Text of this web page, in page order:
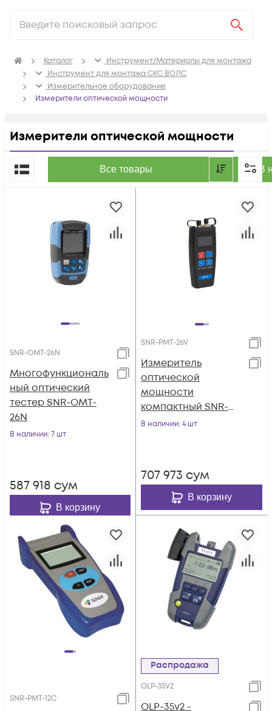
Каталог
Инструмент/Материалы для монтажа
Инструмент для монтажа СКС ВОЛС
Измерительное оборудование
Измерители оптической мощности
Измерители оптической мощности
Все товары В
По популярности
SNR-OMT-26N
Многофункциональ
ный оптический
тестер SNR-OMT-
26N
В наличии: 7 шт
587 918 сум
В корзину
SNR-PMT-26V
Измеритель
оптической
мощности
компактный SNR-
PMT-26V
В наличии: 4 шт
707 973 сум
В корзину
SNR-PMT-12C
Распродажа
OLP-35V2
OLP-35v2 -